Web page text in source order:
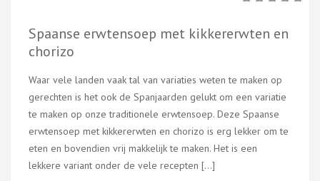
Spaanse erwtensoep met kikkererwten en
chorizo
Waar vele landen vaak tal van variaties weten te maken op
gerechten is het ook de Spanjaarden gelukt om een variatie
te maken op onze traditionele erwtensoep. Deze Spaanse
erwtensoep met kikkererwten en chorizo is erg lekker om te
eten en bovendien vrij makkelijk te maken. Het is een
lekkere variant onder de vele recepten […]